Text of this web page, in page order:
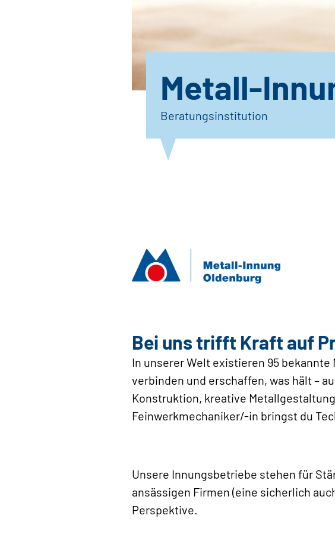
Metall-
Beratungsinstitution
Bei uns trifft Kraft auf
In unserer Welt existieren 95
verbinden und erschaffen, was hält –
Konstruktion, kreative
Feinwerkmechaniker/-in bringst du
Unsere Innungsbetriebe stehen für
ansässigen Firmen (eine sicherlich
Perspektive.